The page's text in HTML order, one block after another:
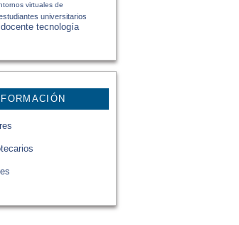
virtuales de
universitarios
tecnología